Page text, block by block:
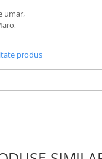
umar,
produs